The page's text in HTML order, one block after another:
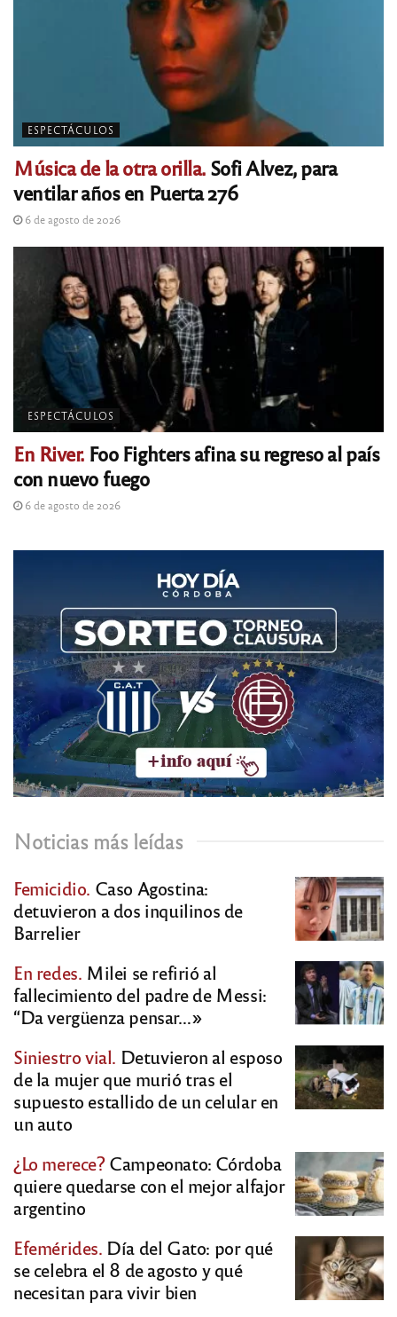
ESPECTÁCULOS
Música de la otra orilla. Sofi Alvez, para
ventilar años en Puerta 276
6 de agosto de 2026
ESPECTÁCULOS
En River. Foo Fighters afina su regreso al país
con nuevo fuego
6 de agosto de 2026
Noticias más leídas
Femicidio. Caso Agostina:
detuvieron a dos inquilinos de
Barrelier
En redes. Milei se refirió al
fallecimiento del padre de Messi:
“Da vergüenza pensar…»
Siniestro vial. Detuvieron al esposo
de la mujer que murió tras el
supuesto estallido de un celular en
un auto
¿Lo merece?Campeonato: Córdoba
quiere quedarse con el mejor alfajor
argentino
Efemérides. Día del Gato: por qué
se celebra el 8 de agosto y qué
necesitan para vivir bien